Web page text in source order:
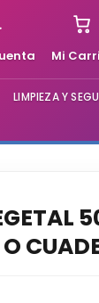
Mi
LIMPIEZA Y